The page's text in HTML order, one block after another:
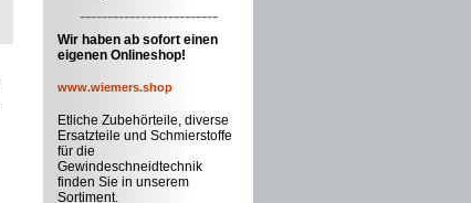
-------------------------
Wir haben ab sofort einen
eigenen Onlineshop!
www.wiemers.shop
Etliche Zubehörteile, diverse
Ersatzteile und Schmierstoffe
für die
Gewindeschneidtechnik
finden Sie in unserem
Sortiment.